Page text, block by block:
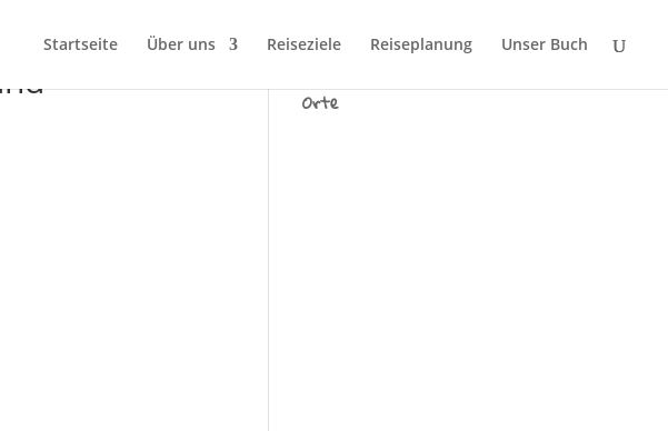
Startseite Über uns Reiseziele Reiseplanung Unser Buch
Orte